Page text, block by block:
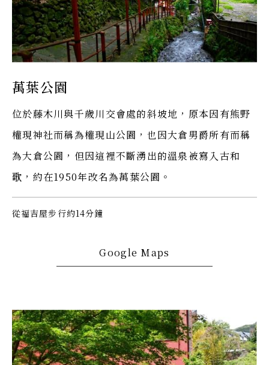
萬葉公園
位於藤木川與千歲川交會處的斜坡地，原本因有熊野
權現神社而稱為權現山公園，也因大倉男爵所有而稱
為大倉公園，但因這裡不斷湧出的溫泉被寫入古和
歌，約在1950年改名為萬葉公園。
從福吉屋步行約14分鐘
Google Maps